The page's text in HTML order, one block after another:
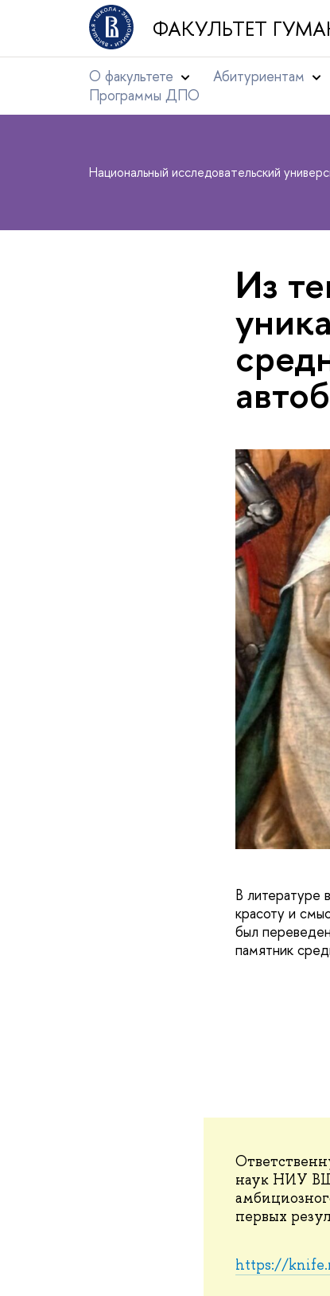
ФАКУЛЬТЕТ
О факультете Абитуриентам
Программы ДПО
Национальный исследовательский
Из
В литературе
красоту и
был
памятник
наук НИУ
первых
https://